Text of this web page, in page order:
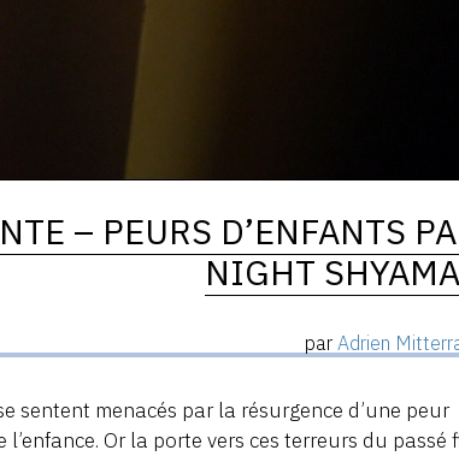
– PEURS D’ENFANTS
NIGHT
par Adrien
sentent menacés par la résurgence d’une peur
Or la porte vers ces terreurs du passé